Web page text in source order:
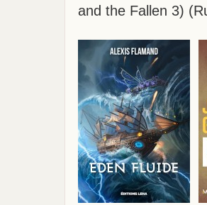
and the Fallen 3)